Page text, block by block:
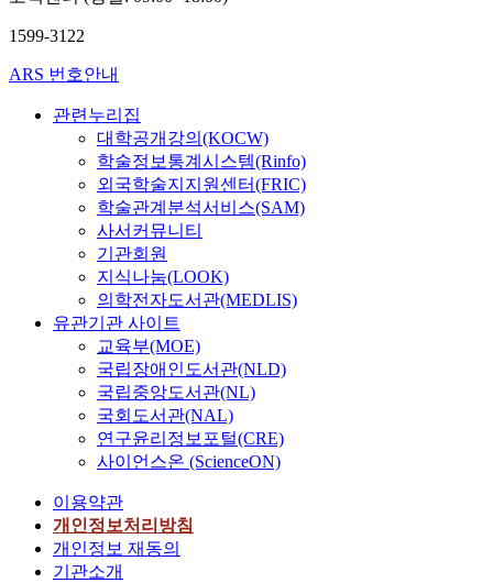
1599-3122
ARS 번호안내
관련누리집
대학공개강의(KOCW)
학술정보통계시스템(Rinfo)
외국학술지지원센터(FRIC)
학술관계분석서비스(SAM)
사서커뮤니티
기관회원
지식나눔(LOOK)
의학전자도서관(MEDLIS)
유관기관 사이트
교육부(MOE)
국립장애인도서관(NLD)
국립중앙도서관(NL)
국회도서관(NAL)
연구윤리정보포털(CRE)
사이언스온 (ScienceON)
이용약관
개인정보처리방침
개인정보 재동의
기관소개